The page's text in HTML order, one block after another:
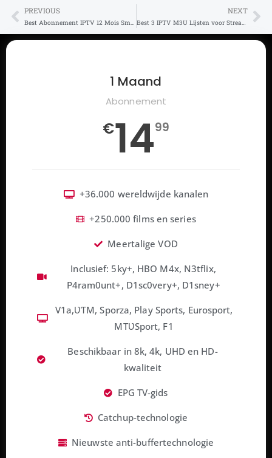
Prev
PREVIOUS
Best Abonnement IPTV 12 Mois Smart TV – Topdeal!
NEXT
Best 3 IPTV M3U Lijsten voor Streaming in België
1 Maand
Abonnement
€1499
+36.000 wereldwijde kanalen
+250.000 films en series
Meertalige VOD
Inclusief: 5ky+, HBO M4x, N3tflix,
P4ram0unt+, D1sc0very+, D1sney+
V1a,ƲƬM, Sporza, Play Sports, Eurosport,
MTƲSport, F1
Beschikbaar in 8k, 4k, UHD en HD-
kwaliteit
EPG TV-gids
Catchup-technologie
Nieuwste anti-buffertechnologie